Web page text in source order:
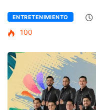
ENTRETENIMIENTO
100